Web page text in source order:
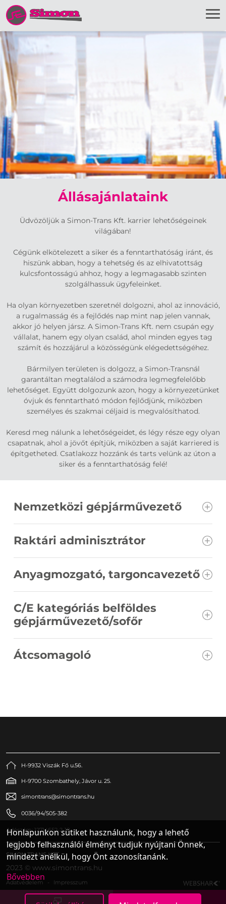
Állásajánlataink
Üdvözöljük a Simon-Trans Kft. karrier lehetőségeinek
világában!
Cégünk elkötelezett a siker és a fenntarthatóság iránt, és
hiszünk abban, hogy a tehetség és az elhivatottság
kulcsfontosságú ahhoz, hogy a legmagasabb szinten
szolgálhassuk ügyfeleinket.
Ha olyan környezetben szeretnél dolgozni, ahol az innováció,
a rugalmasság és a fejlődés nap mint nap jelen vannak,
akkor jó helyen jársz. A Simon-Trans Kft. nem csupán egy
vállalat, hanem egy olyan család, ahol minden egyes tag
számít és hozzájárul a közösségünk elégedettségéhez.
Bármilyen területen is dolgozz, a Simon-Transnál
garantáltan megtalálod a számodra legmegfelelőbb
lehetőséget. Együtt dolgozunk azon, hogy a környezetünket
óvjuk és fenntartható módon fejlődjünk, miközben
személyes és szakmai céljaid is megvalósíthatod.
Keresd meg nálunk a lehetőségeidet, és légy része egy olyan
csapatnak, ahol a jövőt építjük, miközben a saját karriered is
építgetheted. Csatlakozz hozzánk és tarts velünk az úton a
siker és a fenntarthatóság felé!
Nemzetközi gépjárművezető
Raktári adminisztrátor
Anyagmozgató, targoncavezető
C/E kategóriás belföldes
gépjárművezető/sofőr
Átcsomagoló
H-9932 Viszák Fő u.56.
H-9700 Szombathely, Jávor u. 25.
simontrans@simontrans.hu
0036/94/505-382
Adószám: 12714652-2-18
SIMON TRANS KFT.
2023 © www.simontrans.hu
Adatvédelem Impresszum
Honlapunkon sütiket használunk, hogy a lehető
legjobb felhasználói élményt tudjuk nyújtani Önnek,
mindezt anélkül, hogy Önt azonosítanánk.
Bővebben